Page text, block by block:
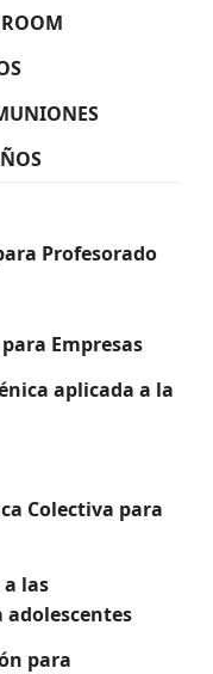
Profesorado
Empresas
aplicada a la
Colectiva para
las
adolescentes
para